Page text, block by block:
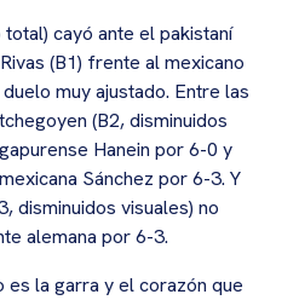
cayó ante el pakistaní
(B1) frente al mexicano
muy ajustado. Entre las
(B2, disminuidos
Hanein por 6-0 y
Sánchez por 6-3. Y
disminuidos visuales) no
alemana por 6-3.
la garra y el corazón que